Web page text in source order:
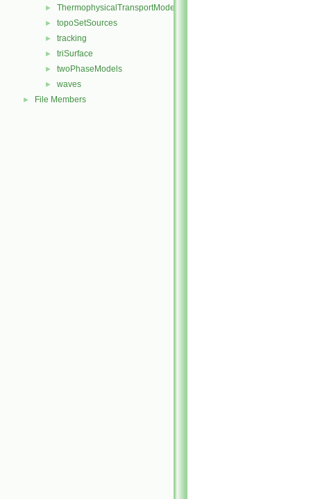
► ThermophysicalTransportModels
► topoSetSources
► tracking
► triSurface
► twoPhaseModels
► waves
► File Members